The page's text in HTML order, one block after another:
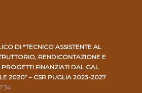
DI “TECNICO ASSISTENTE AL
RENDICONTAZIONE E
FINANZIATI DAL GAL
2020” – CSR PUGLIA 2023-2027